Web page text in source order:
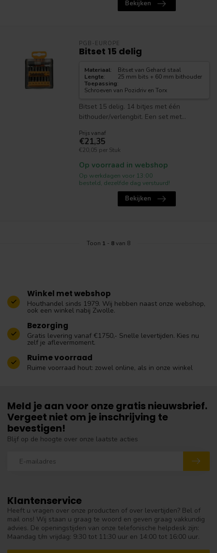
Bekijken
PGB-EUROPE
Bitset 15 delig
Materiaal:
Bitset van Gehard staal
Lengte:
25 mm bits + 60 mm bithouder
Toepassing:
Schroeven van Pozidriv en Torx
Bitset 15 delig. 14 bitjes met één
bithouder/verlengbit. Een set met...
Prijs vanaf
€21,35
€20,05 per Stuk
Op voorraad in webshop
Op werkdagen voor 13:00
besteld, dezelfde dag verstuurd!
Bekijken
Toon 1 - 8van 8
Winkel met webshop
Houthandel sinds 1979. Wij hebben naast onze webshop,
ook een winkel nabij Zwolle.
Bezorging
Gratis levering vanaf €1750,- Snelle levertijden. Kies nu
zelf je aflevermoment.
Ruime voorraad
Ruime voorraad hout: zowel online, als in onze winkel
Klantenservice
Heeft u vragen over onze producten of over levertijden? Bel of
mail ons! Wij staan u graag te woord en geven graag vakkundig
advies. De openingstijden van onze telefonische helpdesk zijn:
Maandag t/m vrijdag: 9:30 tot 11:30 uur en 14:00 tot 16:00 uur.
Meld je aan voor onze gratis nieuwsbrief.
Vergeet niet om je inschrijving te
bevestigen!
Blijf op de hoogte over onze laatste acties